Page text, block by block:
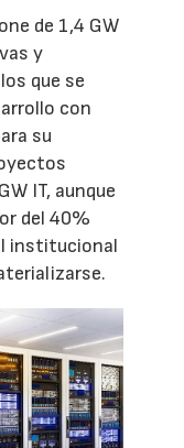
de 1,4 GW
y
que se
con
su
IT, aunque
del 40%
institucional